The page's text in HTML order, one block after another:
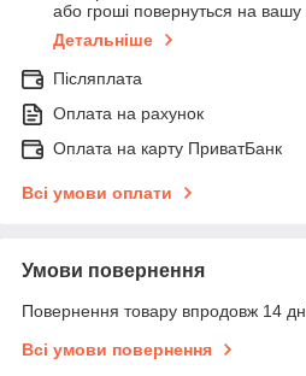
або гроші повернуться на вашу
Детальніше
Післяплата
Оплата на рахунок
Оплата на карту ПриватБанк
Всі умови оплати
Умови повернення
Повернення товару впродовж 14
Всі умови повернення